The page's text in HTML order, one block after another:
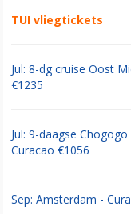
TUI vliegtickets
Jul: 8-dg cruise Oost
€1235
Jul: 9-daagse
Curacao €1056
Sep: Amsterdam -